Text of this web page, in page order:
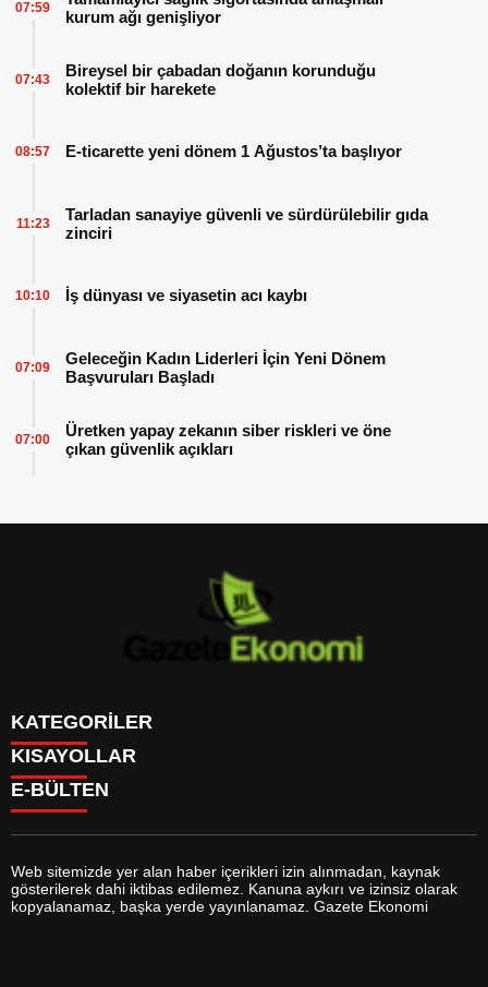
kurum ağı genişliyor
07:59
Bireysel bir çabadan doğanın korunduğu
kolektif bir harekete
07:43
E-ticarette yeni dönem 1 Ağustos’ta başlıyor
08:57
Tarladan sanayiye güvenli ve sürdürülebilir gıda
zinciri
11:23
İş dünyası ve siyasetin acı kaybı
10:10
Geleceğin Kadın Liderleri İçin Yeni Dönem
Başvuruları Başladı
07:09
Üretken yapay zekanın siber riskleri ve öne
çıkan güvenlik açıkları
07:00
KATEGORİLER
GÜNDEM
DÜNYA
SİYASET
MAGAZİN
SAĞLIK
EĞİTİM
YAŞAM
KISAYOLLAR
BURÇLAR
FİKSTÜR
FİRMA EKLE
FİRMA REHBERİ
E-BÜLTEN
gazeteekonomi.com e-bültenine abone olarak, tarafınıza haber,
Web sitemizde yer alan haber içerikleri izin alınmadan, kaynak
gösterilerek dahi iktibas edilemez. Kanuna aykırı ve izinsiz olarak
kopyalanamaz, başka yerde yayınlanamaz. Gazete Ekonomi